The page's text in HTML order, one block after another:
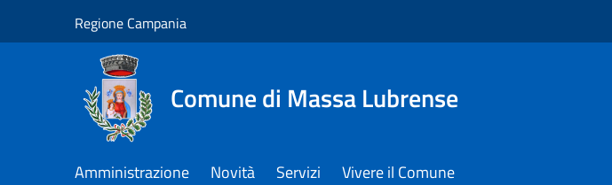
Regione Campania
Comune di Massa Lubrense
Amministrazione Novità Servizi Vivere il Comune